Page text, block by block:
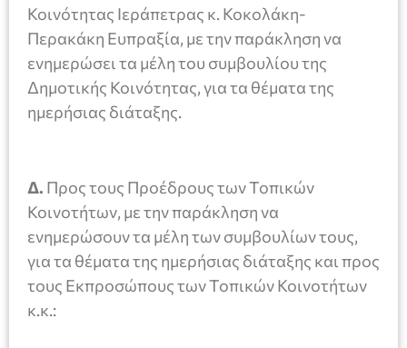
Κοινότητας Ιεράπετρας κ. Κοκολάκη-
Περακάκη Ευπραξία, με την παράκληση να
ενημερώσει τα μέλη του συμβουλίου της
Δημοτικής Κοινότητας, για τα θέματα της
ημερήσιας διάταξης.
Δ. Προς τους Προέδρους των Τοπικών
Κοινοτήτων, με την παράκληση να
ενημερώσουν τα μέλη των συμβουλίων τους,
για τα θέματα της ημερήσιας διάταξης και προς
τους Εκπροσώπους των Τοπικών Κοινοτήτων
κ.κ.: